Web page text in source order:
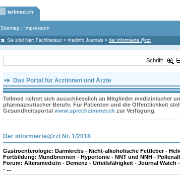
tellmed.ch
Sitemap | Impressum
Sie sind hier: Fachliteratur » medinfo Journals » der informierte @rzt
Schrift:
Das Portal für Ärztinnen und Ärzte
Tellmed richtet sich ausschliesslich an Mitglieder medizinischer
pharmazeutischer Berufe. Für Patienten und die Öffentlichkeit
Gesundheitsportal www.sprechzimmer.ch zur Verfügung.
Der informierte@rzt Nr. 1/2018
Gastroenterologie: Darmkrebs - Nicht-alkoholische Fettleber -
Fortbildung: Mundbrennen - Hypertonie - NNT und NNH -
Forum: Altersmedizin - Demenz - Urteilsfähigkeit - Journal Watch
- ...